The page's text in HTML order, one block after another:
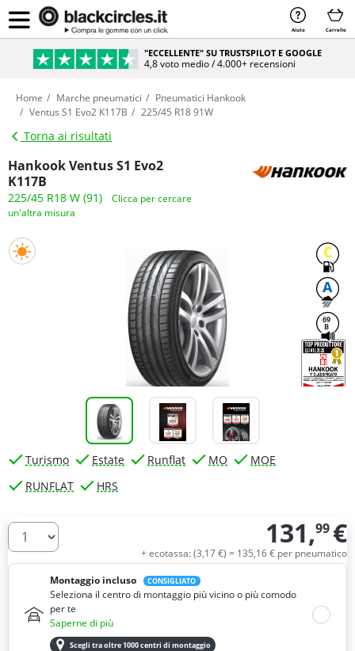
Aiuto Carrello
"ECCELLENTE" SU TRUSTSPILOT E GOOGLE
4,8 voto medio / 4.000+ recensioni
Home Marche pneumatici
Pneumatici Hankook
Ventus S1 Evo2 K117B
225/45 R18 91W
Torna ai risultati
Hankook Ventus S1 Evo2
K117B
225/45 R18 W (91)
Clicca per cercare
un'altra misura
C
A
69
B
Turismo Estate Runflat MO
MOE
RUNFLAT
HRS
Quantità 131,99 €
+ ecotassa: (3,17€) = 135,16€ per pneumatico
Montaggio incluso
CONSIGLIATO
Seleziona il centro di montaggio più vicino o più comodo
per te
Saperne di più
Scegli tra oltre 1000 centri di montaggio